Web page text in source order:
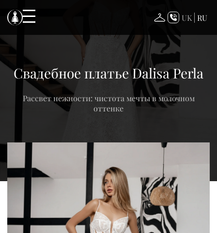
content
UK RU
Свадебное платье Dalisa Perla
Рассвет нежности: чистота мечты в молочном
оттенке